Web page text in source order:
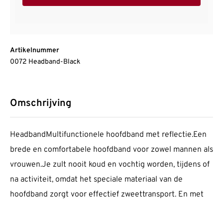
Artikelnummer
0072 Headband-Black
Omschrijving
HeadbandMultifunctionele hoofdband met reflectie.Een
brede en comfortabele hoofdband voor zowel mannen als
vrouwen.Je zult nooit koud en vochtig worden, tijdens of
na activiteit, omdat het speciale materiaal van de
hoofdband zorgt voor effectief zweettransport. En met